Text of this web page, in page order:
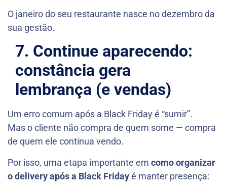
O janeiro do seu restaurante nasce no dezembro da
sua gestão.
7. Continue aparecendo:
constância gera
lembrança (e vendas)
Um erro comum após a Black Friday é “sumir”.
Mas o cliente não compra de quem some — compra
de quem ele continua vendo.
Por isso, uma etapa importante em como organizar
o delivery após a Black Fridayé manter presença: